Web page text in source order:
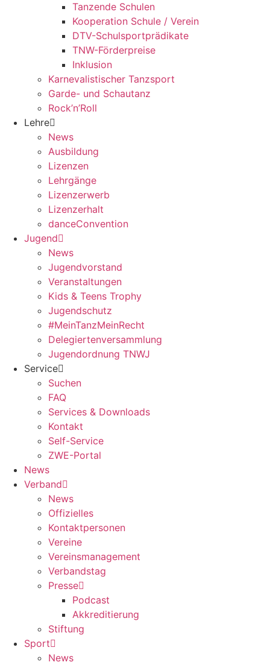
Tanzende Schulen
Kooperation Schule / Verein
DTV-Schulsportprädikate
TNW-Förderpreise
Inklusion
Karnevalistischer Tanzsport
Garde- und Schautanz
Rock’n’Roll
Lehre
News
Ausbildung
Lizenzen
Lehrgänge
Lizenzerwerb
Lizenzerhalt
danceConvention
Jugend
News
Jugendvorstand
Veranstaltungen
Kids & Teens Trophy
Jugendschutz
#MeinTanzMeinRecht
Delegiertenversammlung
Jugendordnung TNWJ
Service
Suchen
FAQ
Services & Downloads
Kontakt
Self-Service
ZWE-Portal
News
Verband
News
Offizielles
Kontaktpersonen
Vereine
Vereinsmanagement
Verbandstag
Presse
Podcast
Akkreditierung
Stiftung
Sport
News